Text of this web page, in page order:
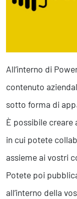
Finanza Strategica
Future
Sostenibilità
Collaborative Design
Social Impacts
Europe
Modern
Produttività &
All’interno di
contenuto
sotto forma di
È possibile creare
in cui potete
assieme ai vostri
Potete poi
all’interno della